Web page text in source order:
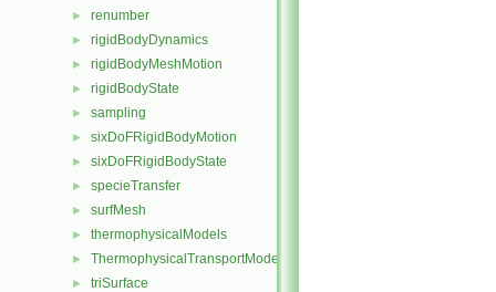
► renumber
► rigidBodyDynamics
► rigidBodyMeshMotion
► rigidBodyState
► sampling
► sixDoFRigidBodyMotion
► sixDoFRigidBodyState
► specieTransfer
► surfMesh
► thermophysicalModels
► ThermophysicalTransportModels
► triSurface